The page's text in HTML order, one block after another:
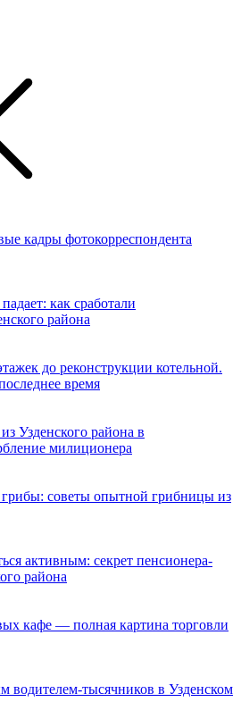
кадры фотокорреспондента
как сработали
района
до реконструкции котельной.
время
Узденского района в
милиционера
грибы: советы опытной грибницы из
активным: секрет пенсионера-
района
кафе — полная картина торговли
водителем-тысячников в Узденском